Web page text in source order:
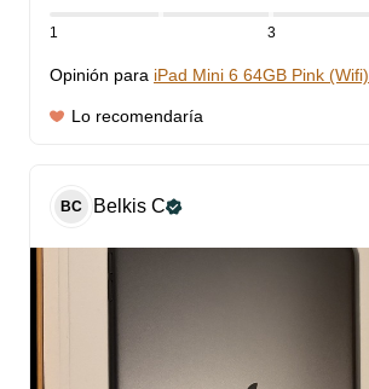
1 3
Opinión para iPad Mini 6 64GB Pink (Wifi)
Lo recomendaría
BC Belkis C